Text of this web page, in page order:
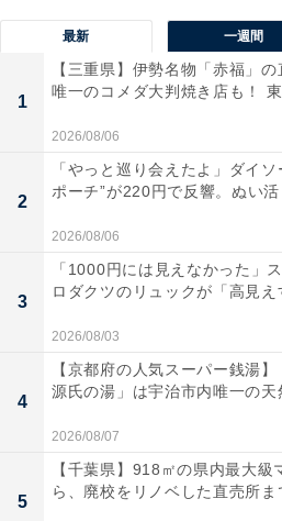
最新 一週間
1
【三重県】伊勢名物「赤福」
唯一のコメダ大判焼き店も！ 東
2026/08/06
2
「やっと巡り会えたよ」ダイ
ポーチ”が220円で反響。ぬい活
2026/08/06
3
「1000円には見えなかった」
ロダクツのリュックが「高見え
2026/08/03
4
【京都府の人気スーパー銭湯
源氏の湯」は宇治市内唯一の天
2026/08/07
5
【千葉県】918㎡の県内最大級
ら、廃校をリノベした直売所ま